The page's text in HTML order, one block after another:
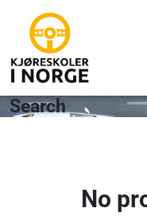
Search
No